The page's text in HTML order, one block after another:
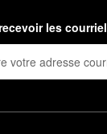
les